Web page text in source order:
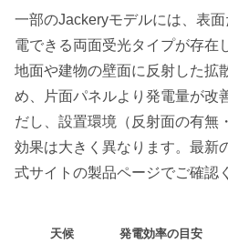
一部のJackeryモデルには、表
電できる両面受光タイプが存在
地面や建物の壁面に反射した拡
め、片面パネルより発電量が改
だし、設置環境（反射面の有無
効果は大きく異なります。最新
式サイトの製品ページでご確認
天候 発電効率の目安